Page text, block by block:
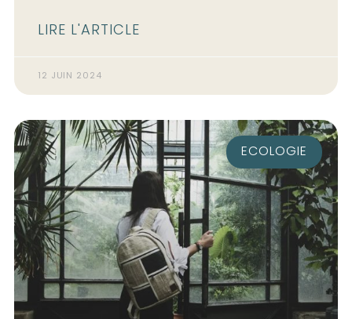
LIRE L'ARTICLE
12 JUIN 2024
ECOLOGIE